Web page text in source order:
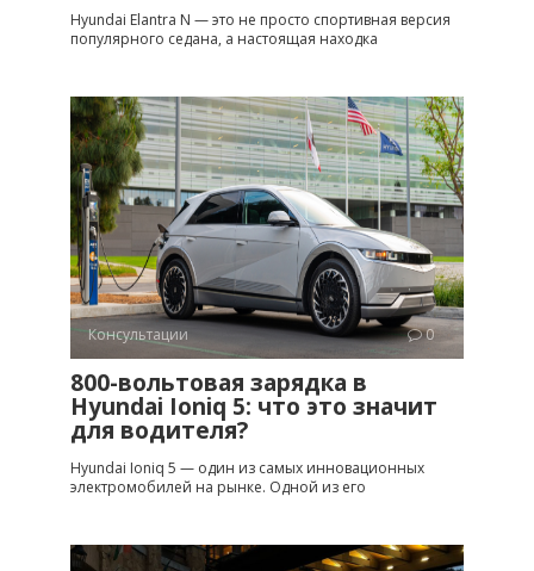
Hyundai Elantra N — это не просто спортивная версия
популярного седана, а настоящая находка
Консультации 0
800-вольтовая зарядка в
Hyundai Ioniq 5: что это значит
для водителя?
Hyundai Ioniq 5 — один из самых инновационных
электромобилей на рынке. Одной из его